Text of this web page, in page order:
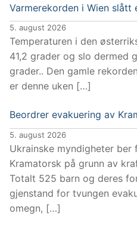
Varmerekorden i Wien slått
5. august 2026
Temperaturen i den
41,2 grader og slo dermed
grader.. Den gamle
er denne uken […]
Beordrer evakuering av
5. august 2026
Ukrainske myndigheter ber
Kramatorsk på grunn av
Totalt 525 barn og deres
gjenstand for tvungen
omegn, […]